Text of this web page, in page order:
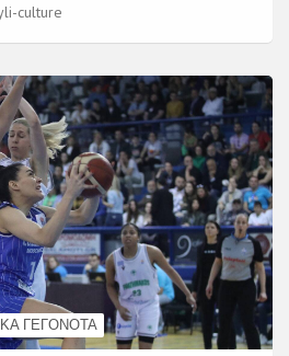
culture
ΓΕΓΟΝΌΤΑ